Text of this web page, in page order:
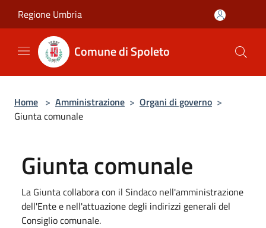
Regione Umbria
Comune di Spoleto
Home > Amministrazione > Organi di governo >
Giunta comunale
Giunta comunale
La Giunta collabora con il Sindaco nell'amministrazione
dell'Ente e nell'attuazione degli indirizzi generali del
Consiglio comunale.